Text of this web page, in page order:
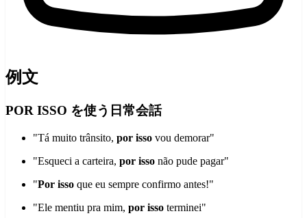
例文
POR ISSO を使う日常会話
"Tá muito trânsito, por isso vou demorar"
"Esqueci a carteira, por isso não pude pagar"
"Por isso que eu sempre confirmo antes!"
"Ele mentiu pra mim, por isso terminei"